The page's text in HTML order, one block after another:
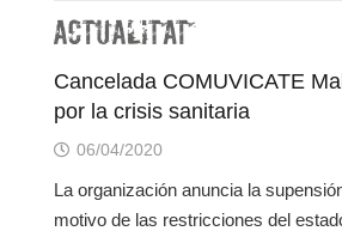
Cancelada COMUVICATE
por la crisis sanitaria
06/04/2020
La organización anuncia la
motivo de las restricciones del